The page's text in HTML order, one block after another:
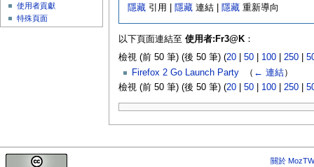
隱藏 引用 | 隱藏 連結 | 隱藏 重新導向
以下頁面連結至 使用者:Fr3@K：
檢視 (前 50 筆) (後 50 筆) (20| 50| 100| 250|
Firefox 2 Go Launch Party‎ （ ← 連結）
檢視 (前 50 筆) (後 50 筆) (20| 50| 100| 250|
使用者貢獻
特殊頁面
關於